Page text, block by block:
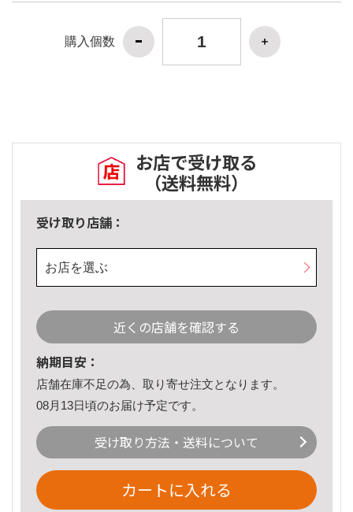
購入個数
お店で受け取る
（送料無料）
受け取り店舗：
お店を選ぶ
近くの店舗を確認する
納期目安：
店舗在庫不足の為、取り寄せ注文となります。
08月13日頃のお届け予定です。
受け取り方法・送料について
カートに入れる